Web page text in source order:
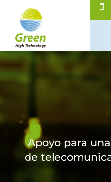

Apoyo para
de